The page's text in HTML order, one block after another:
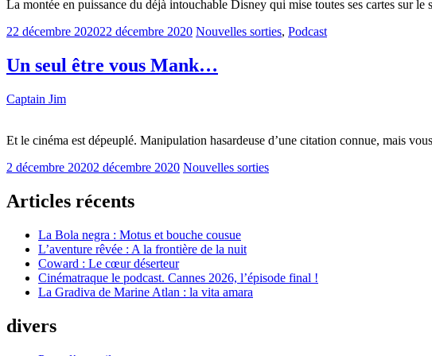
La montée en puissance du déjà intouchable Disney qui mise toutes ses cartes sur
22 décembre 202022 décembre 2020 Nouvelles sorties, Podcast
Un seul être vous Mank…
Captain Jim
Et le cinéma est dépeuplé. Manipulation hasardeuse d’une citation connue, mais
2 décembre 20202 décembre 2020 Nouvelles sorties
Articles récents
La Bola negra : Motus et bouche cousue
L’aventure rêvée : A la frontière de la nuit
Coward : Le cœur déserteur
Cinématraque le podcast. Cannes 2026, l’épisode final !
La Gradiva de Marine Atlan : la vita amara
divers